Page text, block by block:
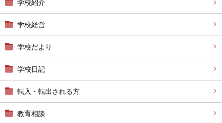
学校紹介
学校経営
学校だより
学校日記
転入・転出される方
教育相談